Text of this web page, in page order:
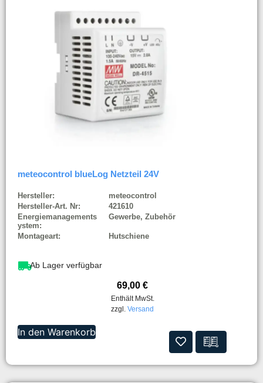
meteocontrol blueLog Netzteil 24V
Hersteller:
meteocontrol
Hersteller-Art. Nr:
421610
Energiemanagements
ystem:
Gewerbe, Zubehör
Montageart: Hutschiene
Ab Lager verfügbar
69,00 €
Enthält MwSt.
zzgl. Versand
In den Warenkorb